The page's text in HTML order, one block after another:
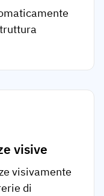
visive
visivamente
di